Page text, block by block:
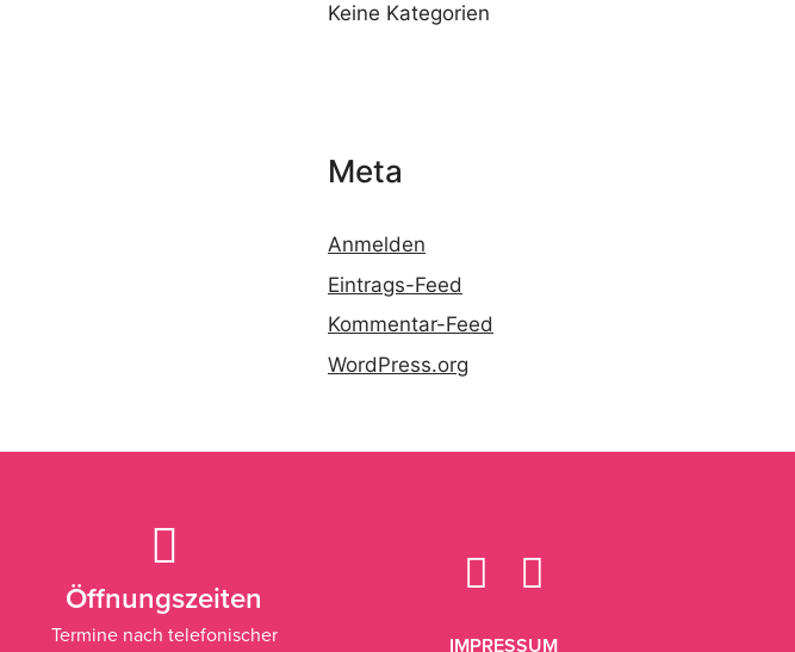
Keine Kategorien
Meta
Anmelden
Eintrags-Feed
Kommentar-Feed
WordPress.org
Öffnungszeiten
Termine nach telefonischer
IMPRESSUM